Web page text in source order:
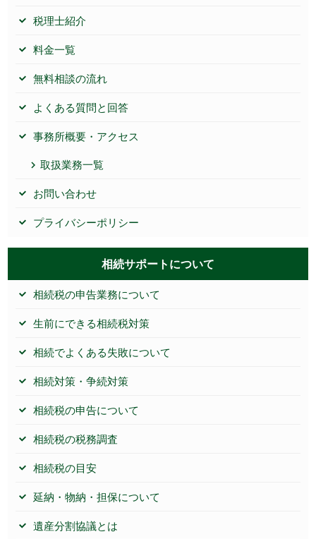
税理士紹介
料金一覧
無料相談の流れ
よくある質問と回答
事務所概要・アクセス
取扱業務一覧
お問い合わせ
プライバシーポリシー
相続サポートについて
相続税の申告業務について
生前にできる相続税対策
相続でよくある失敗について
相続対策・争続対策
相続税の申告について
相続税の税務調査
相続税の目安
延納・物納・担保について
遺産分割協議とは